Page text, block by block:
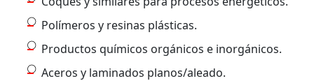
Polímeros y resinas plásticas.
Productos químicos orgánicos e inorgánicos.
Aceros y laminados planos/aleado.